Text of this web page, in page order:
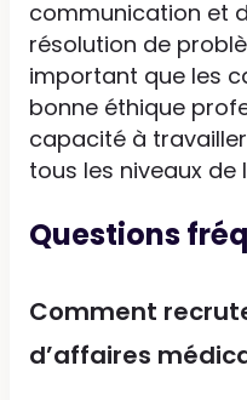
communication et
résolution de
important que les
bonne éthique
capacité à
tous les niveaux de
Questions
Comment
d’affaires